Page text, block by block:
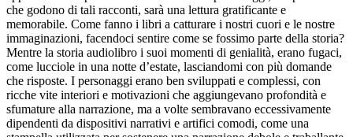
che godono di tali racconti, sarà una lettura gratificante e
memorabile. Come fanno i libri a catturare i nostri cuori e le nostre
immaginazioni, facendoci sentire come se fossimo parte della storia?
Mentre la storia audiolibro i suoi momenti di genialità, erano fugaci,
come lucciole in una notte d’estate, lasciandomi con più domande
che risposte. I personaggi erano ben sviluppati e complessi, con
ricche vite interiori e motivazioni che aggiungevano profondità e
sfumature alla narrazione, ma a volte sembravano eccessivamente
dipendenti da dispositivi narrativi e artifici comodi, come una